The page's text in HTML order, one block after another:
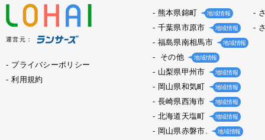
運営元：
プライバシーポリシー
利用規約
熊本県錦町 地域情報
千葉県市原市 地域情報
福島県南相馬市 地域情報
その他 地域情報
山梨県甲州市 地域情報
岡山県和気町 地域情報
長崎県西海市 地域情報
北海道天塩町 地域情報
岡山県赤磐市. 地域情報